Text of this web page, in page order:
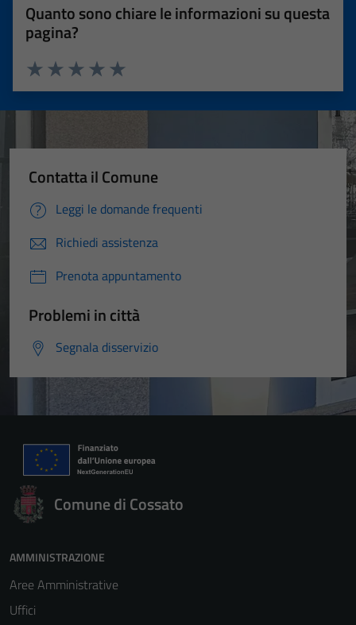
Quanto sono chiare le informazioni su questa
pagina?
Valuta 5 stelle su 5
Valuta 4 stelle su 5
Valuta 3 stelle su 5
Valuta 2 stelle su 5
Valuta 1 stelle su 5
Contatta il Comune
Leggi le domande frequenti
Richiedi assistenza
Prenota appuntamento
Problemi in città
Segnala disservizio
Comune di Cossato
AMMINISTRAZIONE
Aree Amministrative
Uffici